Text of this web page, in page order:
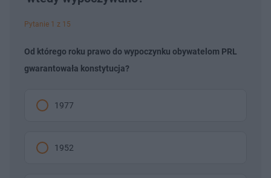
Pytanie 1 z 15
Od którego roku prawo do wypoczynku obywatelom PRL
gwarantowała konstytucja?
1977
1952